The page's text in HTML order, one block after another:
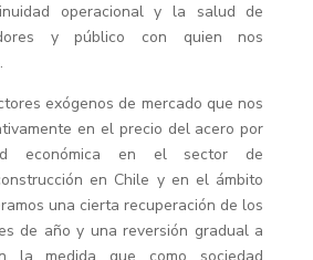
operacional y la salud de
y público con quien nos
exógenos de mercado que nos
en el precio del acero por
económica en el sector de
en Chile y en el ámbito
una cierta recuperación de los
de año y una reversión gradual a